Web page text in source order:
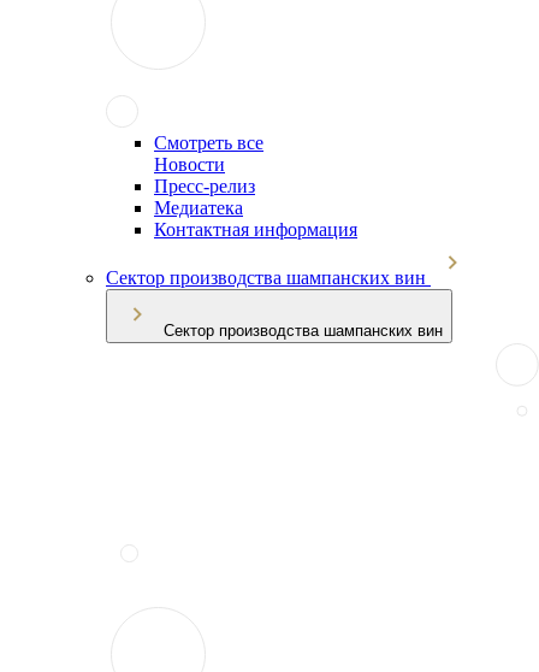
Смотреть все
Новости
Пресс-релиз
Медиатека
Контактная информация
Сектор производства шампанских вин
Сектор производства шампанских вин